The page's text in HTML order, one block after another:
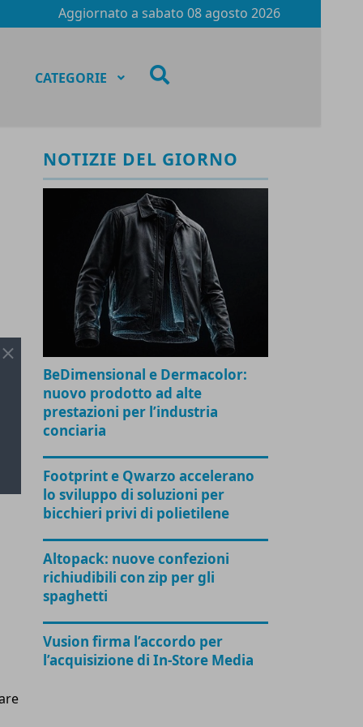
Aggiornato a sabato 08 agosto 2026
CATEGORIE
NOTIZIE DEL GIORNO
BeDimensional e Dermacolor:
nuovo prodotto ad alte
prestazioni per l’industria
conciaria
Footprint e Qwarzo accelerano
lo sviluppo di soluzioni per
bicchieri privi di polietilene
Altopack: nuove confezioni
richiudibili con zip per gli
spaghetti
Vusion firma l’accordo per
l’acquisizione di In-Store Media